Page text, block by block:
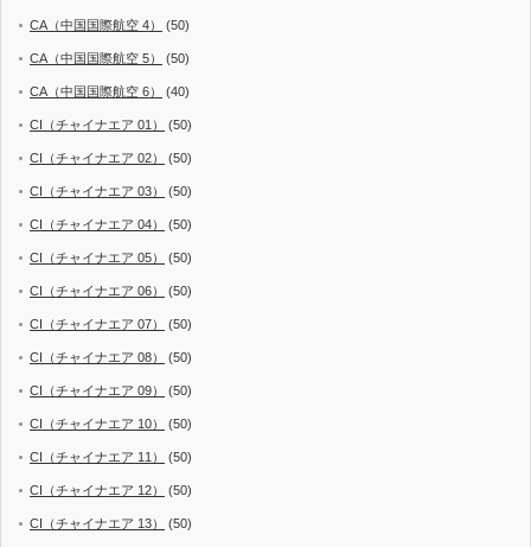
CA（中国国際航空 4） (50)
CA（中国国際航空 5） (50)
CA（中国国際航空 6） (40)
CI（チャイナエア 01） (50)
CI（チャイナエア 02） (50)
CI（チャイナエア 03） (50)
CI（チャイナエア 04） (50)
CI（チャイナエア 05） (50)
CI（チャイナエア 06） (50)
CI（チャイナエア 07） (50)
CI（チャイナエア 08） (50)
CI（チャイナエア 09） (50)
CI（チャイナエア 10） (50)
CI（チャイナエア 11） (50)
CI（チャイナエア 12） (50)
CI（チャイナエア 13） (50)